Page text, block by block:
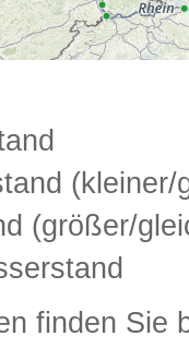
(kleiner/
(größer/
finden Sie